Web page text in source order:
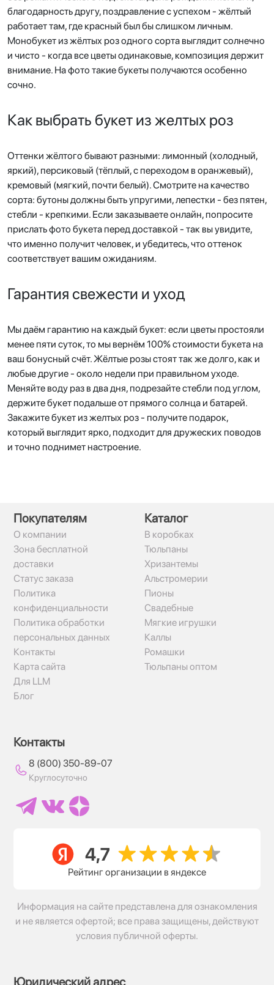
благодарность другу, поздравление с успехом - жёлтый
работает там, где красный был бы слишком личным.
Монобукет из жёлтых роз одного сорта выглядит солнечно
и чисто - когда все цветы одинаковые, композиция держит
внимание. На фото такие букеты получаются особенно
сочно.
Как выбрать букет из желтых роз
Оттенки жёлтого бывают разными: лимонный (холодный,
яркий), персиковый (тёплый, с переходом в оранжевый),
кремовый (мягкий, почти белый). Смотрите на качество
сорта: бутоны должны быть упругими, лепестки - без пятен,
стебли - крепкими. Если заказываете онлайн, попросите
прислать фото букета перед доставкой - так вы увидите,
что именно получит человек, и убедитесь, что оттенок
соответствует вашим ожиданиям.
Гарантия свежести и уход
Мы даём гарантию на каждый букет: если цветы простояли
менее пяти суток, то мы вернём 100% стоимости букета на
ваш бонусный счёт. Жёлтые розы стоят так же долго, как и
любые другие - около недели при правильном уходе.
Меняйте воду раз в два дня, подрезайте стебли под углом,
держите букет подальше от прямого солнца и батарей.
Закажите букет из желтых роз - получите подарок,
который выглядит ярко, подходит для дружеских поводов
и точно поднимет настроение.
Покупателям
О компании
Зона бесплатной
доставки
Статус заказа
Политика
конфиденциальности
Политика обработки
персональных данных
Контакты
Карта сайта
Для LLM
Блог
Каталог
В коробках
Тюльпаны
Хризантемы
Альстромерии
Пионы
Свадебные
Мягкие игрушки
Каллы
Ромашки
Тюльпаны оптом
Контакты
8 (800) 350-89-07
Круглосуточно
Рейтинг организации в яндексе
Информация на сайте представлена для ознакомления
и не является офертой; все права защищены, действуют
условия публичной оферты.
Юридический адрес